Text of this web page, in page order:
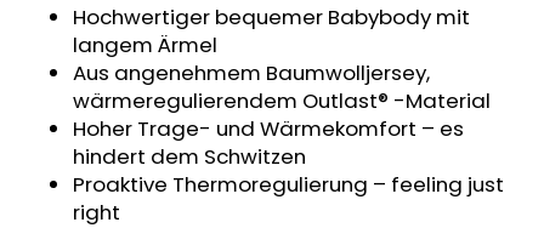
Hochwertiger bequemer Babybody mit
langem Ärmel
Aus angenehmem Baumwolljersey,
wärmeregulierendem Outlast® -Material
Hoher Trage- und Wärmekomfort – es
hindert dem Schwitzen
Proaktive Thermoregulierung – feeling just
right
KURZHOSE
DÜNN
ANGEL
OUTLAST®
GRAU